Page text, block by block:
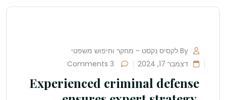
By לקסיס נקסט - מחקר וחיפוש משפטי
דצמבר 17, 2024
Experienced criminal defense